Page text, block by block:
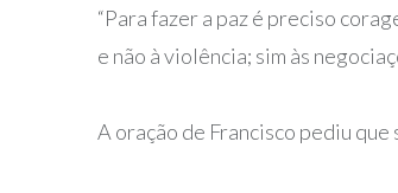
“Para fazer a paz é preciso
e não à violência; sim às
A oração de Francisco pediu que